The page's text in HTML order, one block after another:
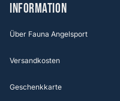
Information
Über Fauna Angelsport
Versandkosten
Geschenkkarte